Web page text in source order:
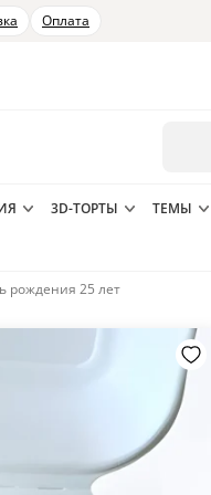
Оплата
3D-ТОРТЫ ТЕМЫ
рождения 25 лет